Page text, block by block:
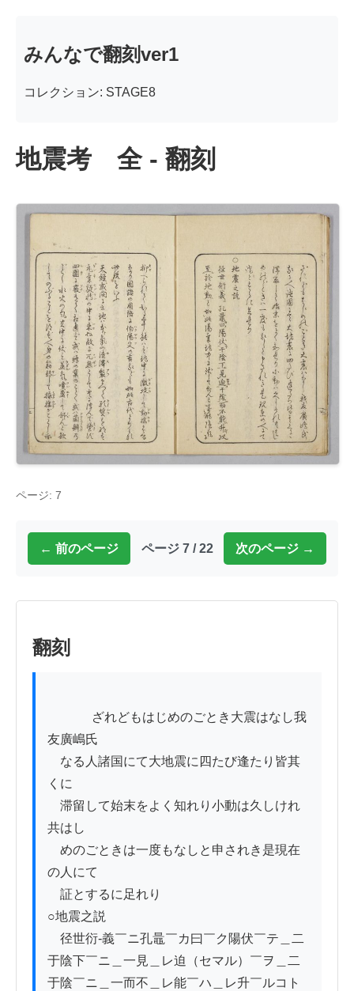
みんなで翻刻ver1
コレクション: STAGE8
地震考 全 - 翻刻
ページ: 7
← 前のページ ページ 7 / 22 次のページ →
翻刻
友廣嶋氏
なる人諸国にて大地震に四たび逢たり皆其
くにゝ
滞留して始末をよく知れり小動は久しけれ
共はし
めのごときは一度もなしと申されき是現在
の人にて
証とするに足れり
○地震之説
径世衍-義￣ニ孔鼂￣カ曰￣ク陽伏￣テ＿二
于陰下￣ニ＿一見＿レ迫（セマル）￣ヲ＿二
于陰￣ニ＿一而不＿レ能￣ハ＿レ升￣ルコト